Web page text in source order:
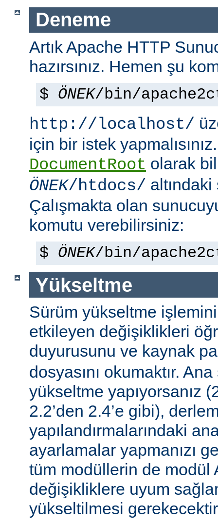
Deneme
Artık Apache HTTP
hazırsınız. Hemen şu
$ ÖNEK/bin/
http://localhost/
için bir istek
DocumentRoot olarak
ÖNEK/htdocs/
Çalışmakta olan
komutu verebilirsiniz:
$ ÖNEK/bin/
Yükseltme
Sürüm yükseltme
etkileyen değişiklikleri
duyurusunu ve kaynak
dosyasını okumaktır.
yükseltme yapıyorsanız
2.2’den 2.4’e gibi),
yapılandırmalarındaki
ayarlamalar yapmanızı
tüm modüllerin de modül
değişikliklere uyum
yükseltilmesi